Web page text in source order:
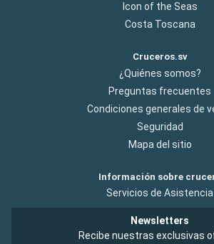
Icon of the Seas
Costa Toscana
Cruceros.sv
¿Quiénes somos?
Preguntas frecuentes
Condiciones generales de
Seguridad
Mapa del sitio
Información sobre
Servicios de Asistencia
Newsletters
Recibe nuestras exclusivas